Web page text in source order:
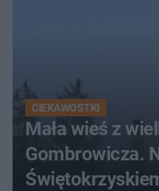
CIEKAWOSTKI
Mała wieś z
Gombrowicza.